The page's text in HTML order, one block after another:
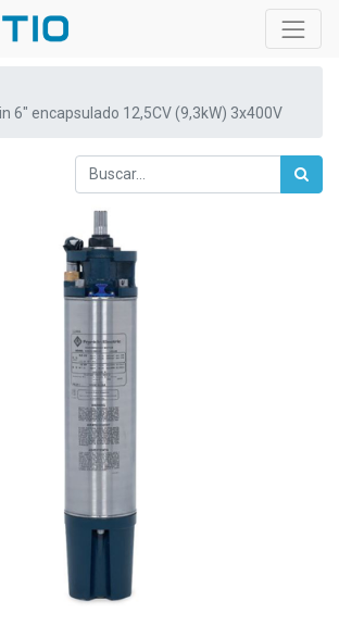
6" encapsulado 12,5CV (9,3kW) 3x400V